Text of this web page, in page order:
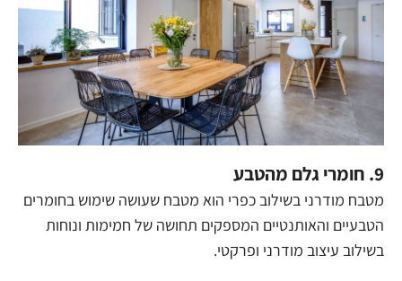
9. חומרי גלם מהטבע
מטבח מודרני בשילוב כפרי הוא מטבח שעושה שימוש בחומרים
הטבעיים והאותנטיים המספקים תחושה של חמימות ונוחות
בשילוב עיצוב מודרני ופרקטי.